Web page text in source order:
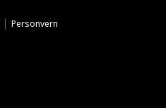
Personvern